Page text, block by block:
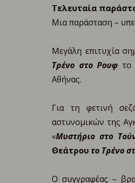
Τελευταία
Μια παράσταση –
Μεγάλη επιτυχία
Τρένο στο Ρουφ το
Αθήνας.
Για τη φετινή
αστυνομικών της
«Μυστήριο στο
Θεάτρουτο Τρένο
Ο συγγραφέας –